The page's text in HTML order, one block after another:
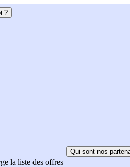
?
la liste des offres
Qui sont nos